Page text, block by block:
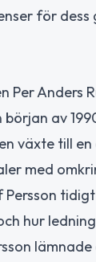
för dess
Per Anders
början av
växte till en
med
Persson
hur